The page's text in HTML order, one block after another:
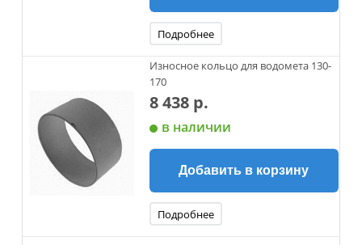
Подробнее
Износное кольцо для водомета 130-
170
8 438 р.
в наличии
Добавить в корзину
Подробнее